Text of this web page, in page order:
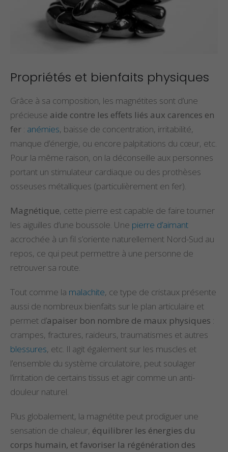
Propriétés et bienfaits physiques
Grâce à sa composition, les magnétites sont d’une
précieuse aide contre les effets liés aux carences en
fer : anémies, baisse de concentration, irritabilité,
manque d’énergie, ou encore palpitations du cœur, etc.
Pour la même raison, on la déconseille aux personnes
portant un stimulateur cardiaque ou des prothèses
osseuses métalliques (particulièrement en fer).
Magnétique, cette pierre est capable de faire tourner
les aiguilles d’une boussole. Une pierre d’aimant
accrochée à un fil s’oriente naturellement Nord-Sud au
repos, ce qui peut permettre à une personne de
retrouver sa route.
Tout comme la malachite, ce type de cristaux présente
aussi de nombreux bienfaits sur le plan articulaire et
permet d’apaiser bon nombre de maux physiques :
crampes, fractures, raideurs, traumatismes et autres
blessures, etc. Il agit également sur les muscles et
l’ensemble du système circulatoire, peut soulager
l’irritation de certains tissus et agir comme un anti-
douleur naturel.
Plus globalement, la magnétite peut prodiguer une
sensation de chaleur, équilibrer les énergies du
corps humain, et favoriser la régénération des